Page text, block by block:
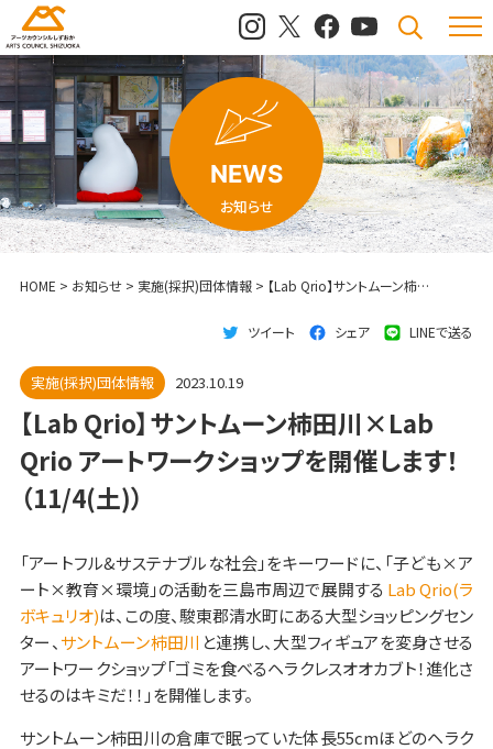
メニュ
検索
NEWS
お知らせ
HOME > お知らせ> 実施(採択)団体情報> 【Lab Qrio】サントムーン柿田川×Lab Qrio アートワークショップを開催します！（11/4(土)）
ツイート シェア LINEで送る
実施(採択)団体情報 2023.10.19
【Lab Qrio】サントムーン柿田川×Lab
Qrio アートワークショップを開催します！
（11/4(土)）
「アートフル&サステナブルな社会」をキーワードに、「子ども×ア
ート×教育×環境」の活動を三島市周辺で展開する Lab Qrio(ラ
ボキュリオ)は、この度、駿東郡清水町にある大型ショッピングセン
ター、サントムーン柿田川 と連携し、大型フィギュアを変身させる
アートワークショップ「ゴミを食べるヘラクレスオオカブト！進化さ
せるのはキミだ！！」を開催します。
サントムーン柿田川の倉庫で眠っていた体長55cmほどのヘラク